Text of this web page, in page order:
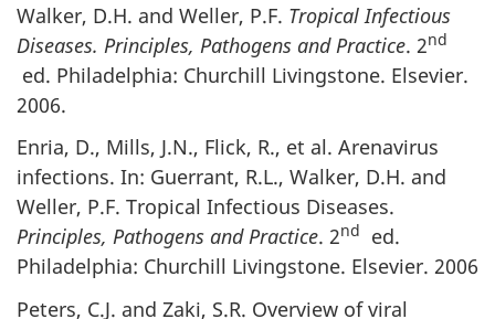
Walker, D.H. and Weller, P.F. Tropical Infectious
Diseases. Principles, Pathogens and Practice. 2nd
ed. Philadelphia: Churchill Livingstone. Elsevier.
2006.
Enria, D., Mills, J.N., Flick, R., et al. Arenavirus
infections. In: Guerrant, R.L., Walker, D.H. and
Weller, P.F. Tropical Infectious Diseases.
Principles, Pathogens and Practice. 2nd
ed.
Philadelphia: Churchill Livingstone. Elsevier. 2006
Peters, C.J. and Zaki, S.R. Overview of viral